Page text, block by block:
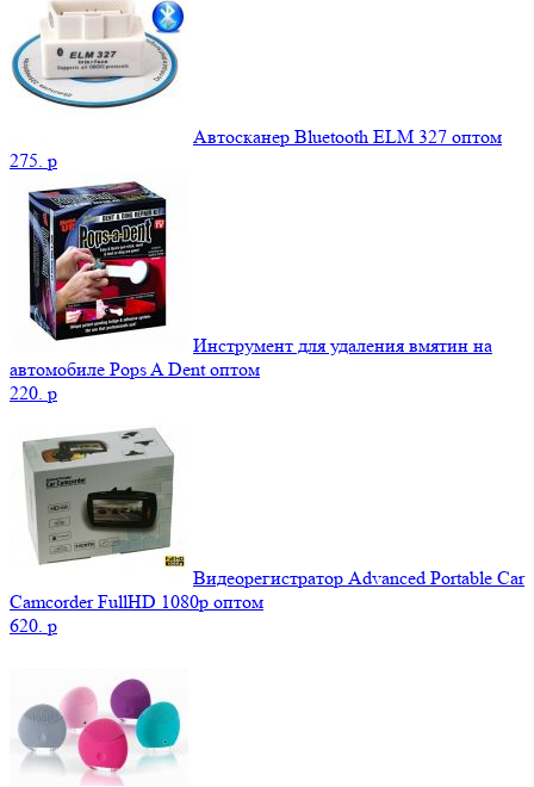
Автосканер Bluetooth ELM 327 оптом
275. p
Инструмент для удаления вмятин на
автомобиле Pops A Dent оптом
220. p
Видеорегистратор Advanced Portable Car
Camcorder FullHD 1080p оптом
620. p